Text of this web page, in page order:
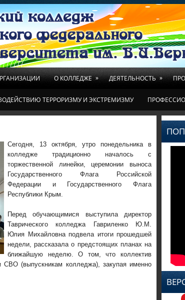
О КОЛЛЕДЖЕ » ДЕЯТЕЛЬНОСТЬ »
ТЕРРОРИЗМУ И ЭКСТРЕМИЗМУ
Сегодня, 13 октября, утро понедельника в
колледже традиционно началось с
торжественной линейки, церемонии выноса
Государственного Флага Российской
Федерации и Государственного Флага
Республики Крым.
Перед обучающимися выступила директор
Таврического колледжа Гавриленко Ю.М.
Юлия Михайловна подвела итоги прошедшей
недели, рассказала о предстоящих планах на
ближайшую неделю. О том, что коллектив
(выпускникам колледжа), закупая именно